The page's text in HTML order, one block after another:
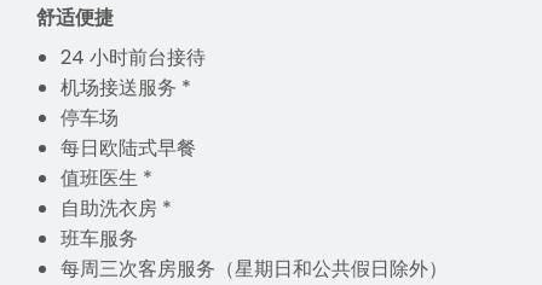
舒适便捷
24 小时前台接待
机场接送服务 *
停车场
每日欧陆式早餐
值班医生 *
自助洗衣房 *
班车服务
每周三次客房服务（星期日和公共假日除外）